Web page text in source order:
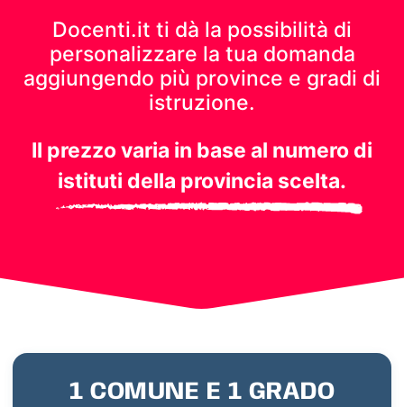
Docenti.it ti dà la possibilità di
personalizzare la tua domanda
aggiungendo più province e gradi di
istruzione.
Il prezzo varia in base al numero di
istituti della provincia scelta.
1 COMUNE E 1 GRADO